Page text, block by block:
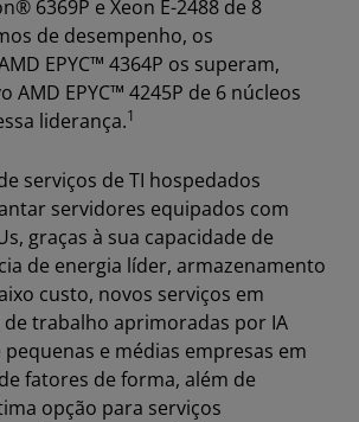
6369P e Xeon E-2488 de 8
de desempenho, os
EPYC™ 4364P os superam,
AMD EPYC™ 4245P de 6 núcleos
liderança.1
serviços de TI hospedados
servidores equipados com
graças à sua capacidade de
de energia líder, armazenamento
custo, novos serviços em
de trabalho aprimoradas por IA
e médias empresas em
fatores de forma, além de
opção para serviços